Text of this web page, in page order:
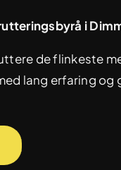
i
de flinkeste
lang erfaring og